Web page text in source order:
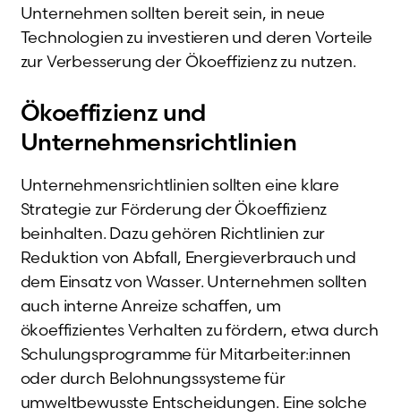
Unternehmen sollten bereit sein, in neue
Technologien zu investieren und deren Vorteile
zur Verbesserung der Ökoeffizienz zu nutzen.
Ökoeffizienz und
Unternehmensrichtlinien
Unternehmensrichtlinien sollten eine klare
Strategie zur Förderung der Ökoeffizienz
beinhalten. Dazu gehören Richtlinien zur
Reduktion von Abfall, Energieverbrauch und
dem Einsatz von Wasser. Unternehmen sollten
auch interne Anreize schaffen, um
ökoeffizientes Verhalten zu fördern, etwa durch
Schulungsprogramme für Mitarbeiter:innen
oder durch Belohnungssysteme für
umweltbewusste Entscheidungen. Eine solche